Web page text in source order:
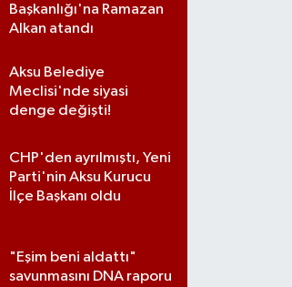
Başkanlığı'na Ramazan
Alkan atandı
Aksu Belediye
Meclisi'nde siyasi
denge değişti!
CHP'den ayrılmıştı, Yeni
Parti'nin Aksu Kurucu
İlçe Başkanı oldu
"Eşim beni aldattı"
savunmasını DNA raporu